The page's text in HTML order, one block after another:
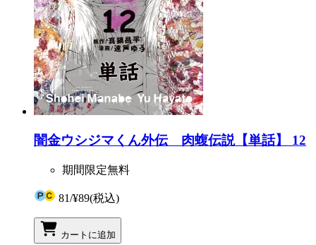
闇金ウシジマくん外伝 肉蝮伝説【単話】 12
期間限定無料
81/¥89(税込)
カートに追加